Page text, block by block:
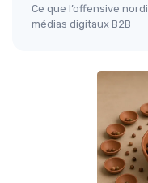
Ce que l’offensive
médias digitaux B2B